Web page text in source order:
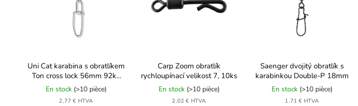
Uni Cat karabina s obratlíkem
Ton cross lock 56mm 92kg
5ks
En stock (>10 pièce)
2,77 € HTVA
Carp Zoom obratlík
rychloupínací velikost 7, 10ks
En stock (>10 pièce)
2,02 € HTVA
Saenger dvojitý obratlík s
karabinkou Double-P 18mm
En stock (>10 pièce)
1,71 € HTVA